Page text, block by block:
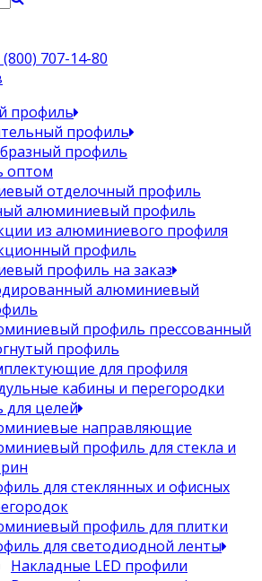
(800) 707-14-80
профиль
профиль
профиль
оптом
отделочный профиль
алюминиевый профиль
из алюминиевого профиля
профиль
профиль на заказ
алюминиевый
профиль прессованный
профиль
для профиля
кабины и перегородки
целей
направляющие
профиль для стекла и
для стеклянных и офисных
профиль для плитки
для светодиодной ленты
Накладные LED профили